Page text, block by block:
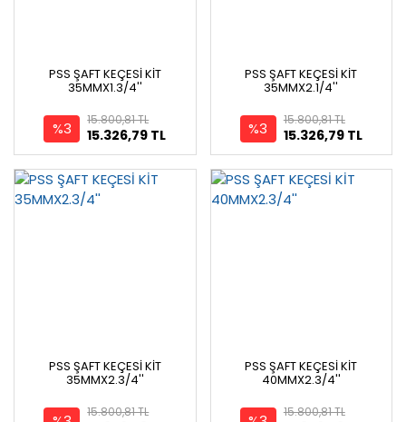
PSS ŞAFT KEÇESİ KİT
35MMX1.3/4''
%3 15.326,79 TL
15.800,81 TL
PSS ŞAFT KEÇESİ KİT
35MMX2.1/4''
%3 15.326,79 TL
15.800,81 TL
PSS ŞAFT KEÇESİ KİT
35MMX2.3/4''
15.800,81 TL
PSS ŞAFT KEÇESİ KİT
40MMX2.3/4''
15.800,81 TL